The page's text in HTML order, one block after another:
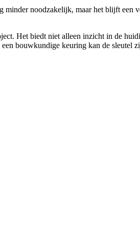
noodzakelijk, maar het blijft een
Het biedt niet alleen inzicht in de
bouwkundige keuring kan de sleutel